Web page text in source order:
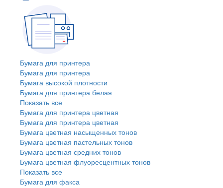
Бумага для принтера
Бумага для принтера
Бумага высокой плотности
Бумага для принтера белая
Показать все
Бумага для принтера цветная
Бумага для принтера цветная
Бумага цветная насыщенных тонов
Бумага цветная пастельных тонов
Бумага цветная средних тонов
Бумага цветная флуоресцентных тонов
Показать все
Бумага для факса